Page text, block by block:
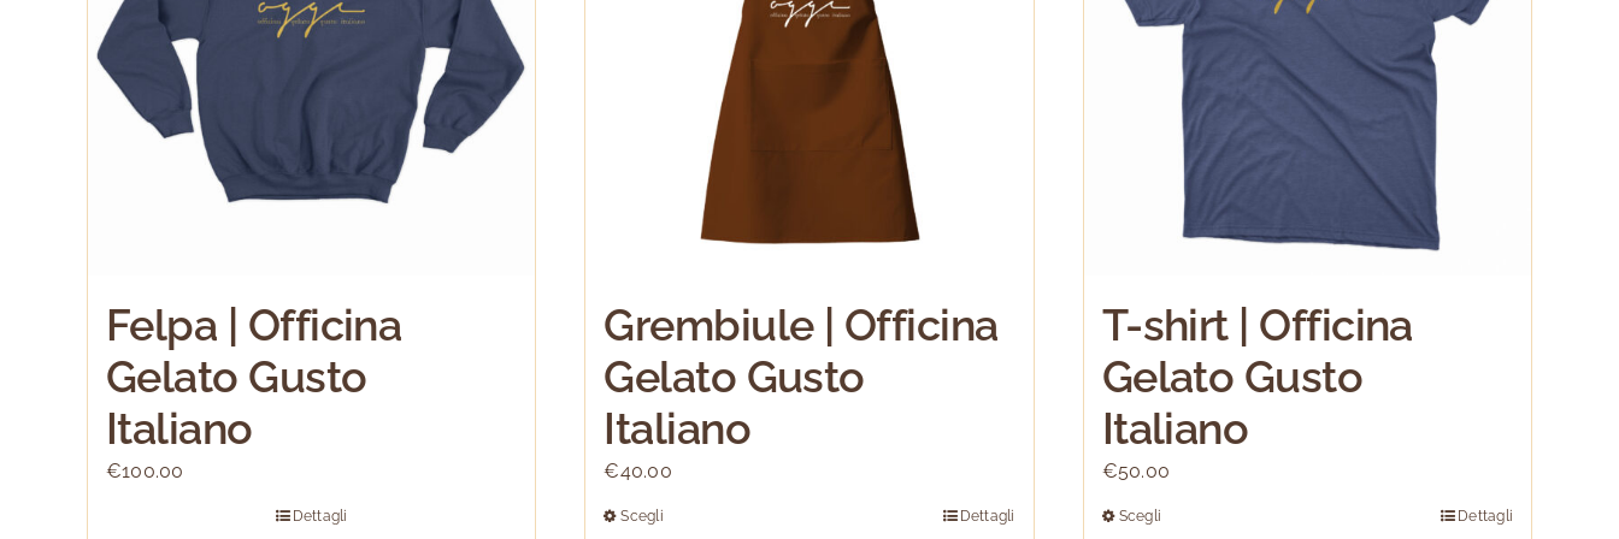
Felpa | Officina
Gelato Gusto
Italiano
€100.00
Dettagli
Grembiule | Officina
Gelato Gusto
Italiano
€40.00
ScegliQuesto
Dettagli
T-shirt | Officina
Gelato Gusto
Italiano
€50.00
Scegli Dettagli